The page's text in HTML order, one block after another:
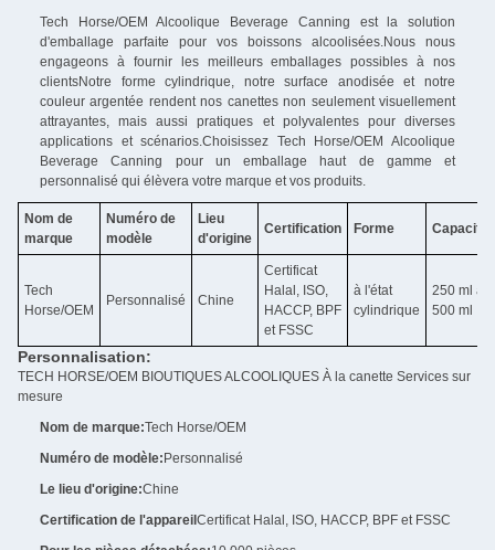
Tech Horse/OEM Alcoolique Beverage Canning est la solution
d'emballage parfaite pour vos boissons alcoolisées.Nous nous
engageons à fournir les meilleurs emballages possibles à nos
clientsNotre forme cylindrique, notre surface anodisée et notre
couleur argentée rendent nos canettes non seulement visuellement
attrayantes, mais aussi pratiques et polyvalentes pour diverses
applications et scénarios.Choisissez Tech Horse/OEM Alcoolique
Beverage Canning pour un emballage haut de gamme et
personnalisé qui élèvera votre marque et vos produits.
Nom de
marque
Numéro de
modèle
Lieu
d'origine
Certification Forme Capacité
Tech
Horse/OEM
Personnalisé Chine
Certificat
Halal, ISO,
HACCP, BPF
et FSSC
à l'état
cylindrique
250 ml à
500 ml
Personnalisation:
TECH HORSE/OEM BIOUTIQUES ALCOOLIQUES À la canette Services sur
mesure
Nom de marque:Tech Horse/OEM
Numéro de modèle: Personnalisé
Le lieu d'origine:Chine
Certification de l'appareil Certificat Halal, ISO, HACCP, BPF et FSSC